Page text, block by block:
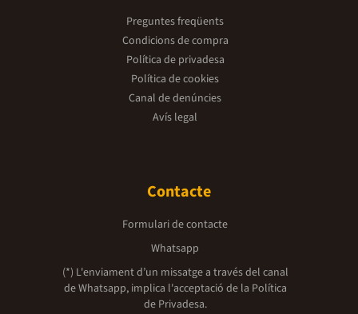
Preguntes freqüents
Condicions de compra
Política de privadesa
Política de cookies
Canal de denúncies
Avís legal
Contacte
Formulari de contacte
Whatsapp
(*) L'enviament d’un missatge a través del canal
de Whatsapp, implica l'acceptació de la Política
de Privadesa.